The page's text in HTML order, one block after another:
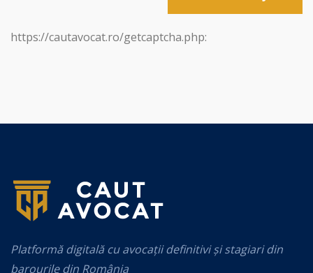
https://cautavocat.ro/getcaptcha.php:
Platformă digitală cu avocații definitivi și stagiari din
barourile din România